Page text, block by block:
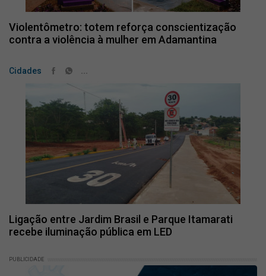
Violentômetro: totem reforça conscientização
contra a violência à mulher em Adamantina
Cidades ...
Ligação entre Jardim Brasil e Parque Itamarati
recebe iluminação pública em LED
PUBLICIDADE